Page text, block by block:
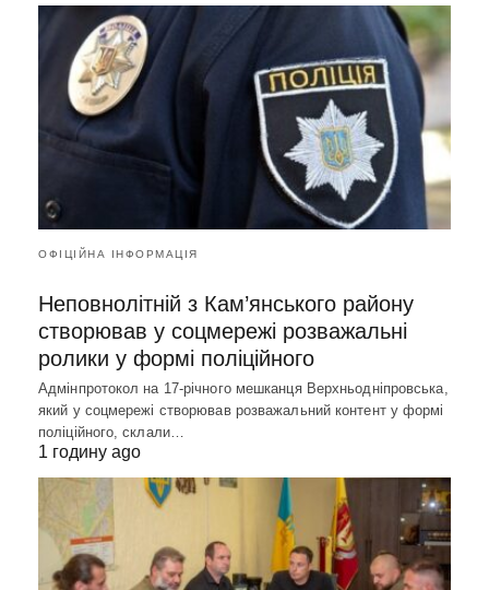
ОФІЦІЙНА ІНФОРМАЦІЯ
Неповнолітній з Кам’янського району
створював у соцмережі розважальні
ролики у формі поліційного
Адмінпротокол на 17-річного мешканця Верхньодніпровська,
який у соцмережі створював розважальний контент у формі
поліційного, склали…
1 годину ago